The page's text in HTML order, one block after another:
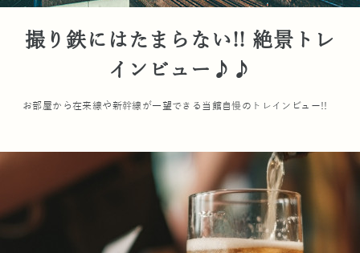
撮り鉄にはたまらない!! 絶景トレ
インビュー♪♪
お部屋から在来線や新幹線が一望できる当館自慢のトレインビュー!!